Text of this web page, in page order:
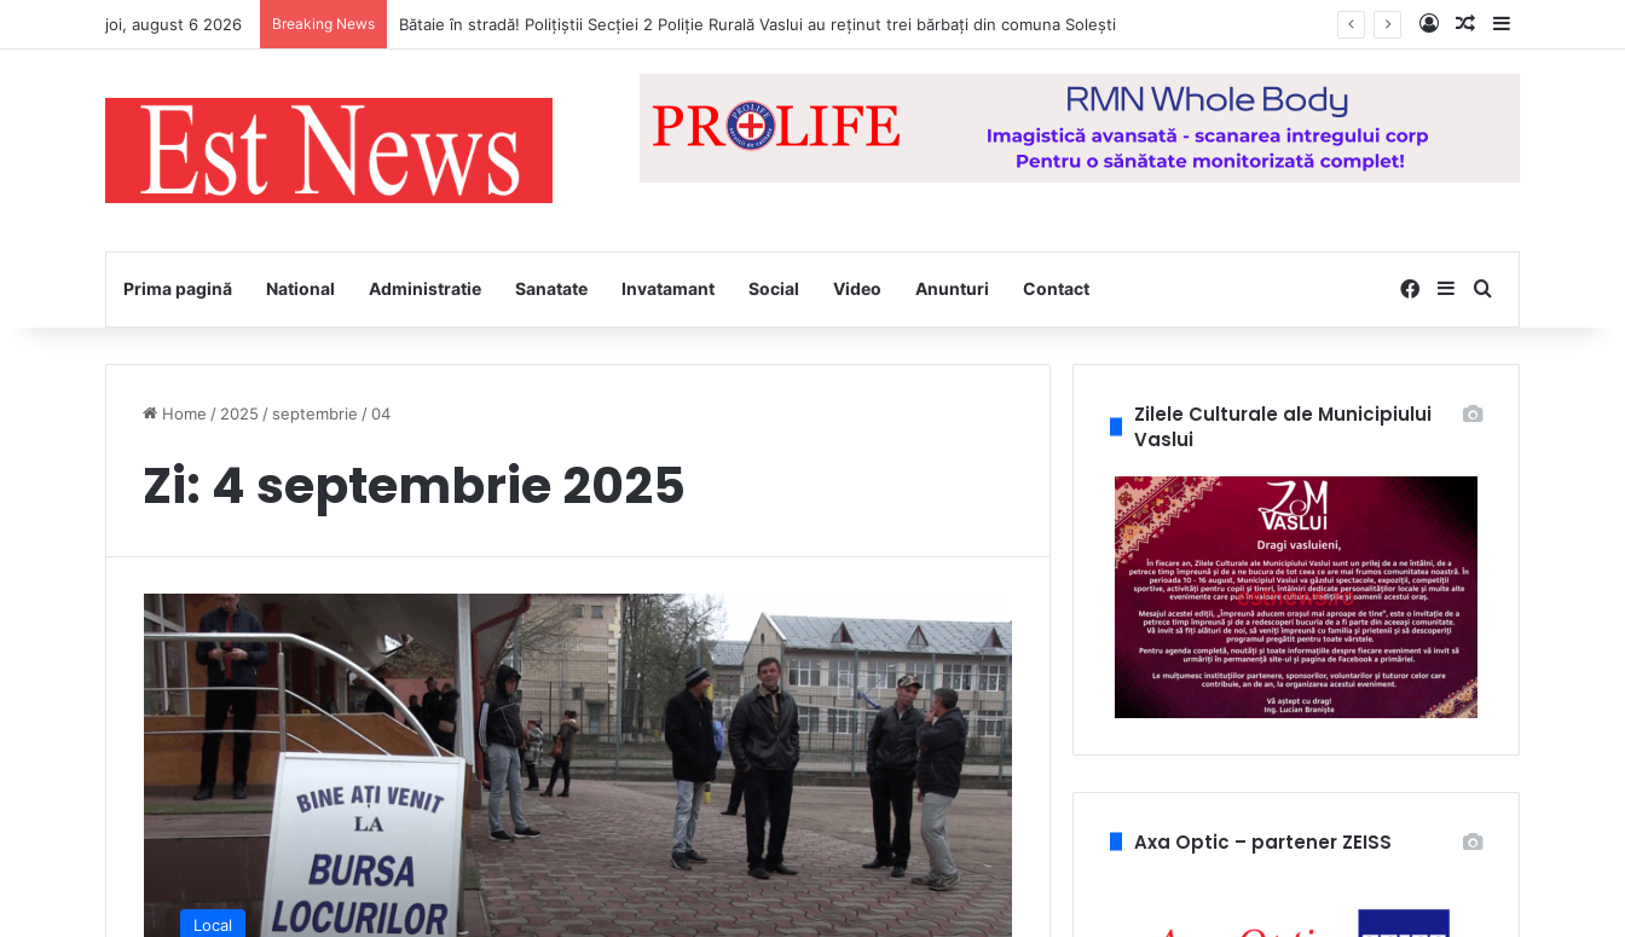
joi, august 6 2026 Breaking News Avertizare meteo Cod Portocaliu! Val de căldură persistent, caniculă și disconfort termic ridicat pentru județul Vaslui Log InRandom Article
Prima pagină National Administratie Sanatate Invatamant Social Video Anunturi Contact Facebook
SidebarSearch for
Home / 2025 / septembrie /04
Zi: 4 septembrie 2025
Local
Zilele Culturale ale Municipiului
Vaslui
Axa Optic – partener ZEISS